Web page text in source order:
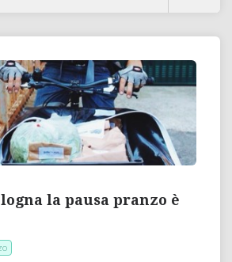
la pausa pranzo è